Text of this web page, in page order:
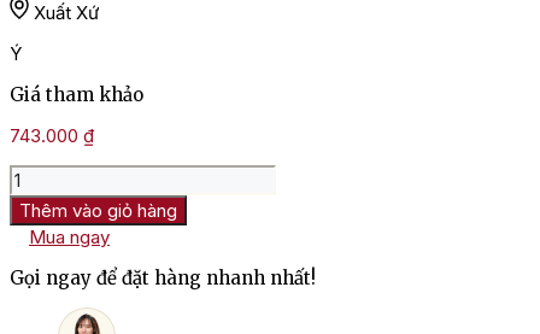
Xuất Xứ
Ý
Giá tham khảo
743.000 ₫
Rượu
Vang
Ý
Castel
Firmian
Daben
Moscato
Thêm vào giỏ hàng
Mua ngay
Gọi ngay để đặt hàng nhanh nhất!